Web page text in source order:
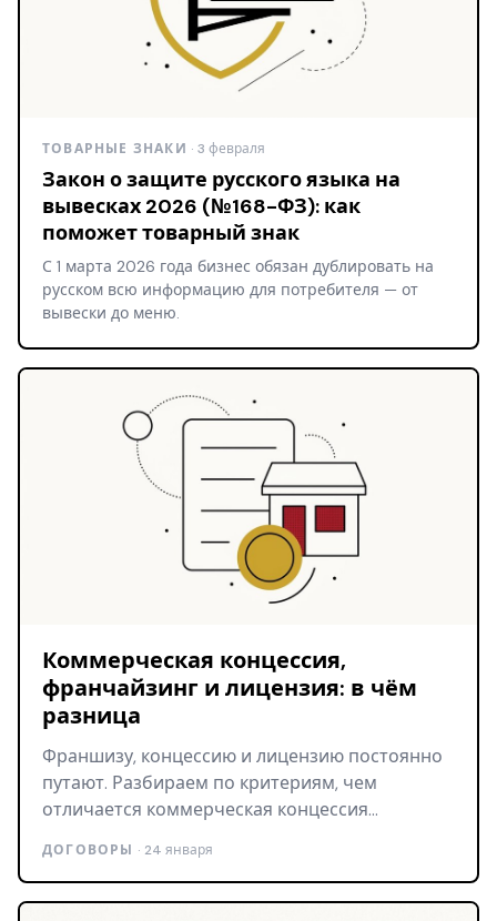
ТОВАРНЫЕ ЗНАКИ · 3 февраля
Закон о защите русского языка на
вывесках 2026 (№168-ФЗ): как
поможет товарный знак
С 1 марта 2026 года бизнес обязан дублировать на
русском всю информацию для потребителя — от
вывески до меню.
Коммерческая концессия,
франчайзинг и лицензия: в чём
разница
Франшизу, концессию и лицензию постоянно
путают. Разбираем по критериям, чем
отличается коммерческая концессия…
ДОГОВОРЫ · 24 января